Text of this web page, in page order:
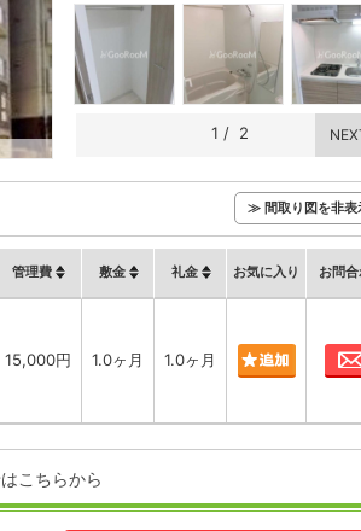
1 / 2
≫ 間取り図を非表
管理費 敷金 礼金 お気に入り お問
15,000円 1.0ヶ月 1.0ヶ月
こちらから